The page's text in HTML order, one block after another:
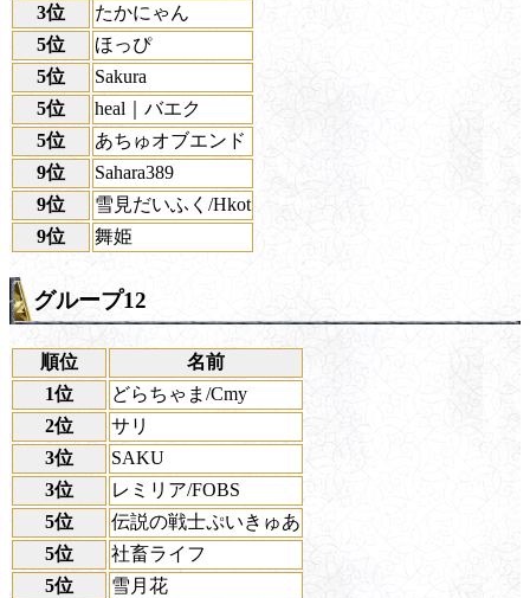
3位
たかにゃん
5位
ほっぴ
5位
Sakura
5位
heal｜バエク
5位
あちゅオブエンド
9位
Sahara389
9位
雪見だいふく/Hkot
9位
舞姫
グループ12
順位
名前
1位
どらちゃま/Cmy
2位
サリ
3位
SAKU
3位
レミリア/FOBS
5位
伝説の戦士ぷいきゅあ
5位
社畜ライフ
5位
雪月花